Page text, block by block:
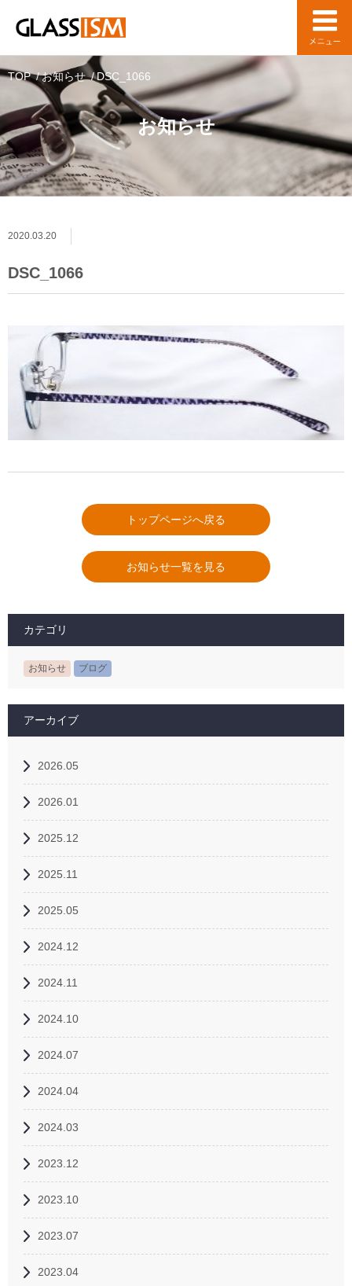
お知らせ
TOP お知らせ DSC_1066
2020.03.20
DSC_1066
トップページへ戻る
お知らせ一覧を見る
カテゴリ
お知らせ ブログ
アーカイブ
2026.05
2026.01
2025.12
2025.11
2025.05
2024.12
2024.11
2024.10
2024.07
2024.04
2024.03
2023.12
2023.10
2023.07
2023.04